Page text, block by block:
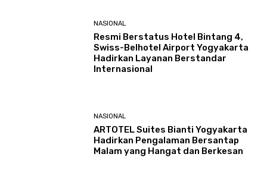
NASIONAL
Resmi Berstatus Hotel Bintang 4,
Swiss-Belhotel Airport Yogyakarta
Hadirkan Layanan Berstandar
Internasional
NASIONAL
ARTOTEL Suites Bianti Yogyakarta
Hadirkan Pengalaman Bersantap
Malam yang Hangat dan Berkesan